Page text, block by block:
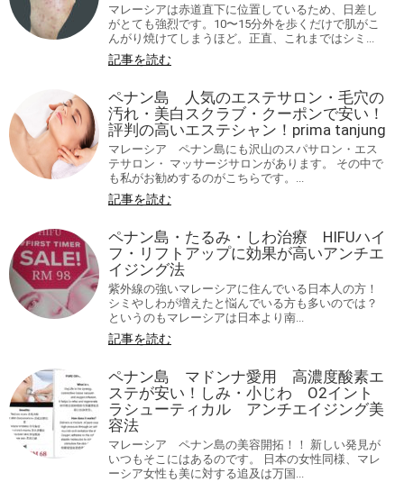
マレーシアは赤道直下に位置しているため、日差し
がとても強烈です。10〜15分外を歩くだけで肌がこ
んがり焼けてしまうほど。正直、これまではシミ...
記事を読む
ペナン島 人気のエステサロン・毛穴の
汚れ・美白スクラブ・クーポンで安い！
評判の高いエステシャン！prima tanjung
マレーシア ペナン島にも沢山のスパサロン・エス
テサロン・ マッサージサロンがあります。 その中で
も私がお勧めするのがこちらです。...
記事を読む
ペナン島・たるみ・しわ治療 HIFUハイ
フ・リフトアップに効果が高いアンチエ
イジング法
紫外線の強いマレーシアに住んでいる日本人の方！
シミやしわが増えたと悩んでいる方も多いのでは？
というのもマレーシアは日本より南...
記事を読む
ペナン島 マドンナ愛用 高濃度酸素エ
ステが安い！しみ・小じわ O2イント
ラシューティカル アンチエイジング美
容法
マレーシア ペナン島の美容開拓！！ 新しい発見が
いつもそこにはあるのです。 日本の女性同様、マレ
ーシア女性も美に対する追及は万国...